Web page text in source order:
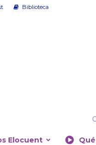
Biblioteca
Elocuent